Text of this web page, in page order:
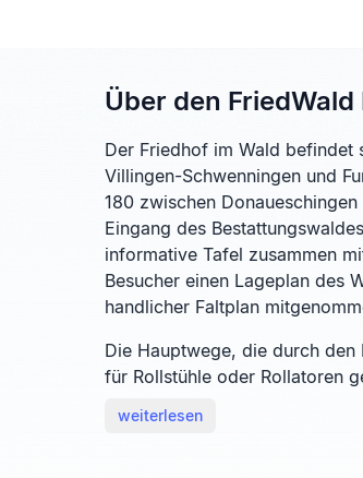
Über den
Der Friedhof im Wald befindet
Villingen-Schwenningen und
180 zwischen
Eingang des
informative Tafel zusammen
Besucher einen Lageplan des
handlicher Faltplan
Die Hauptwege, die durch
für Rollstühle oder Rollatoren
weiterlesen